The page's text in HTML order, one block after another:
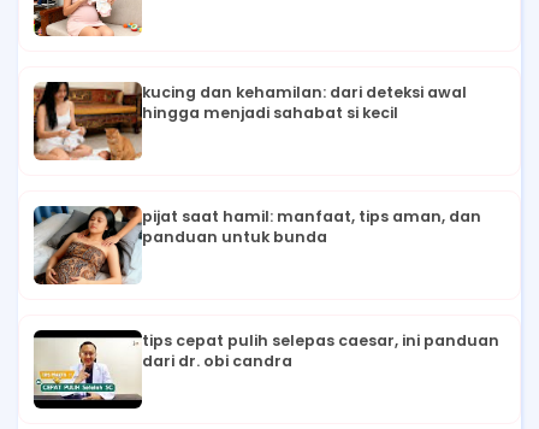
kucing dan kehamilan: dari deteksi awal
hingga menjadi sahabat si kecil
pijat saat hamil: manfaat, tips aman, dan
panduan untuk bunda
tips cepat pulih selepas caesar, ini panduan
dari dr. obi candra